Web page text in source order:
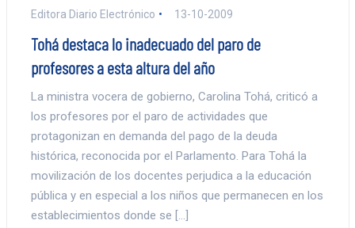
Editora Diario Electrónico 13-10-2009
Tohá destaca lo inadecuado del paro de
profesores a esta altura del año
La ministra vocera de gobierno, Carolina Tohá, criticó a
los profesores por el paro de actividades que
protagonizan en demanda del pago de la deuda
histórica, reconocida por el Parlamento. Para Tohá la
movilización de los docentes perjudica a la educación
pública y en especial a los niños que permanecen en los
establecimientos donde se […]